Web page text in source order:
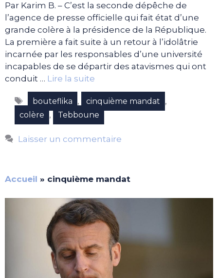
Par Karim B. – C’est la seconde dépêche de
l’agence de presse officielle qui fait état d’une
grande colère à la présidence de la République.
La première a fait suite à un retour à l’idolâtrie
incarnée par les responsables d’une université
incapables de se départir des atavismes qui ont
conduit … Lire la suite
Étiquettes
bouteflika , cinquième mandat ,
colère , Tebboune
Laisser un commentaire
Accueil » cinquième mandat